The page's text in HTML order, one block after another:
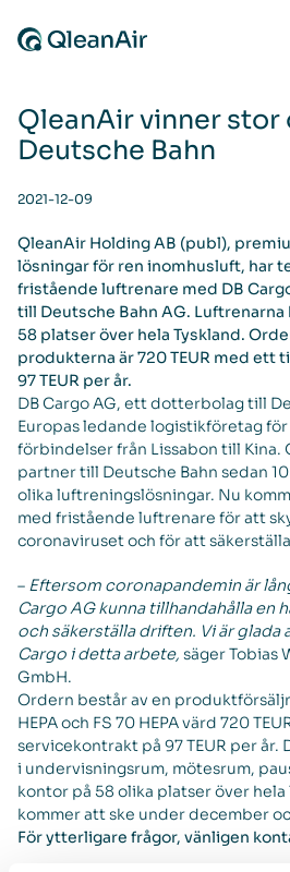
QleanAir vinner stor
Deutsche Bahn
2021-12-09
QleanAir Holding AB (publ),
lösningar för ren inomhusluft, har
fristående luftrenare med DB
till Deutsche Bahn AG.
58 platser över hela Tyskland.
produkterna är 720 TEUR med ett
97 TEUR per år.
DB Cargo AG, ett dotterbolag till
Europas ledande logistikföretag
förbindelser från Lissabon till Kina.
partner till Deutsche Bahn sedan
olika luftreningslösningar. Nu
med fristående luftrenare för att
coronaviruset och för att
– Eftersom coronapandemin är
Cargo AG kunna tillhandahålla en
och säkerställa driften. Vi är glada
Cargo i detta arbete, säger Tobias
GmbH.
Ordern består av en
HEPA och FS 70 HEPA värd 720
servicekontrakt på 97 TEUR per år.
i undervisningsrum, mötesrum,
kontor på 58 olika platser över hela
kommer att ske under december
För ytterligare frågor, vänligen